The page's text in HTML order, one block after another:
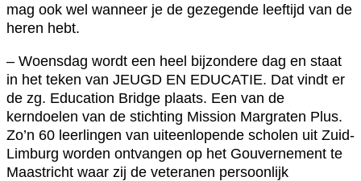
mag ook wel wanneer je de gezegende leeftijd van de
heren hebt.
– Woensdag wordt een heel bijzondere dag en staat
in het teken van JEUGD EN EDUCATIE. Dat vindt er
de zg. Education Bridge plaats. Een van de
kerndoelen van de stichting Mission Margraten Plus.
Zo’n 60 leerlingen van uiteenlopende scholen uit Zuid-
Limburg worden ontvangen op het Gouvernement te
Maastricht waar zij de veteranen persoonlijk